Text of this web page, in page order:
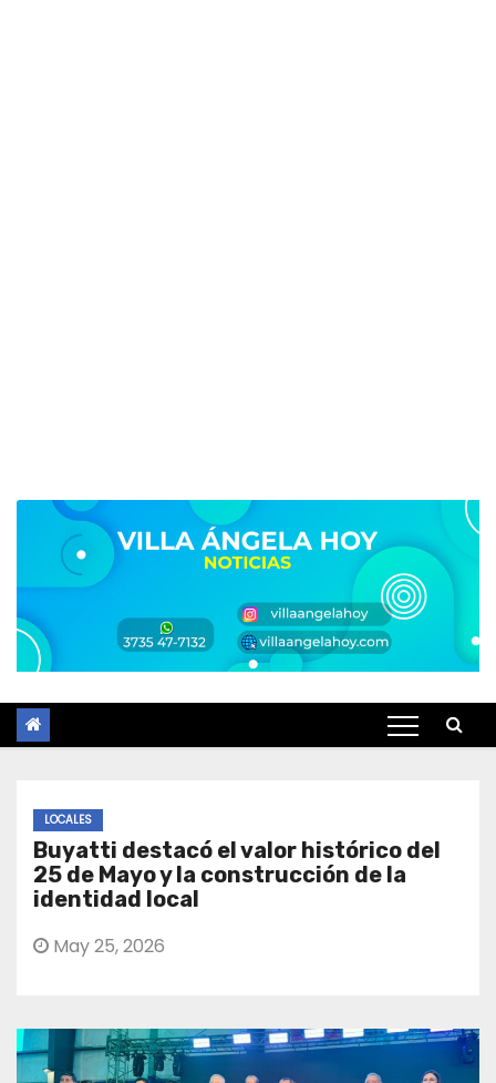
LOCALES
Buyatti destacó el valor histórico del
25 de Mayo y la construcción de la
identidad local
May 25, 2026